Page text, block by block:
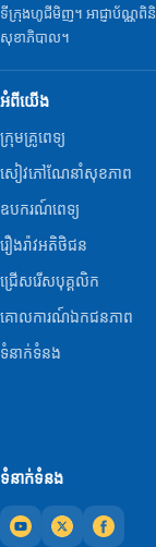
ទីក្រុងហូជីមិញ។ អាជ្ញាប័ណ្ណពិ
សុខាភិបាល។
ទំនាក់ទំនង
អំពីយើង
ក្រុមគ្រូពេទ្យ
សៀវភៅណែនាំសុខភាព
ឧបករណ៍ពេទ្យ
រឿងរ៉ាវអតិថិជន
ជ្រើសរើសបុគ្គលិក
គោលការណ៍ឯកជនភាព
ទំនាក់ទំនង